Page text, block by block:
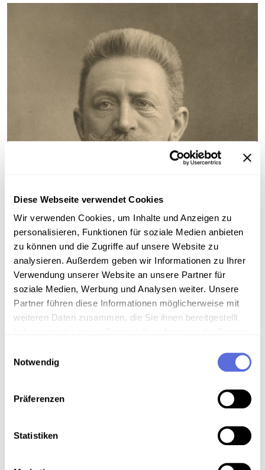
Diese Webseite verwendet Cookies
Wir verwenden Cookies, um Inhalte und Anzeigen zu
personalisieren, Funktionen für soziale Medien anbieten
zu können und die Zugriffe auf unsere Website zu
analysieren. Außerdem geben wir Informationen zu Ihrer
Verwendung unserer Website an unsere Partner für
soziale Medien, Werbung und Analysen weiter. Unsere
Partner führen diese Informationen möglicherweise mit
weiteren Daten zusammen, die Sie ihnen bereitgestellt
Notwendig
Präferenzen
Statistiken
Franz Conrad von Hötzendorf